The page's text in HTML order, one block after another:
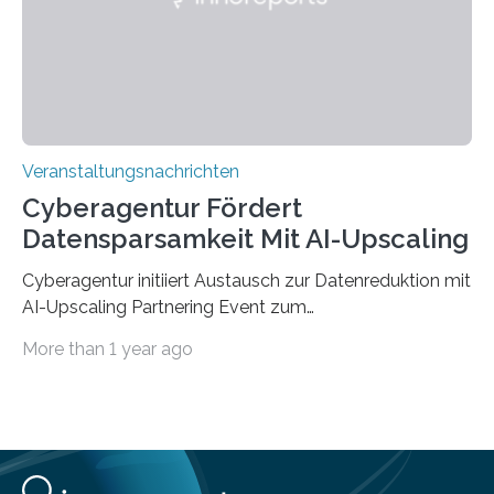
Veranstaltungsnachrichten
Cyberagentur Fördert
Datensparsamkeit Mit AI-Upscaling
Cyberagentur initiiert Austausch zur Datenreduktion mit
AI-Upscaling Partnering Event zum
innovative DatenverarbeitungDie Agentur für
Entwicklung von Technologien zur gezielten
More than 1 year ago